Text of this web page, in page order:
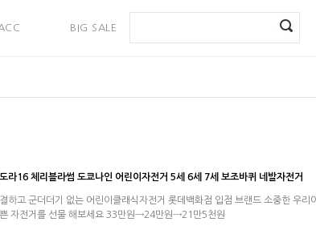
BIG SALE
라16 체리블라썸 도쿄나인 어린이자전거 5세 6세 7세 보조바퀴 네발자전거
하고 군더더기 없는 어린이클래식자전거 롯데백화점 입점 브랜드 소중한 우리
자전거를 선물 해보세요 33만원→24만원→21만5천원